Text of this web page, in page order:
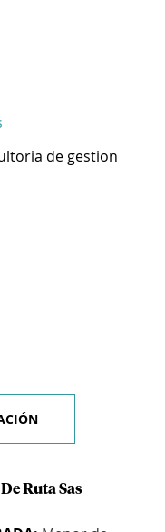
de gestion
Ruta Sas